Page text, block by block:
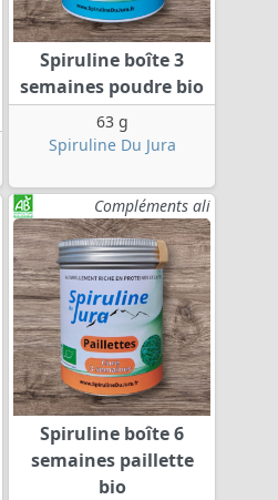
Spiruline boîte 3
semaines poudre bio
63 g
Spiruline Du Jura
Compléments ali
Spiruline boîte 6
semaines paillette
bio